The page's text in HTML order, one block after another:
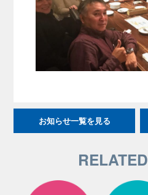
お知らせ一覧を見る
RELATED